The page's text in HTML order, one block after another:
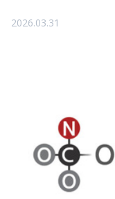
2026.03.31